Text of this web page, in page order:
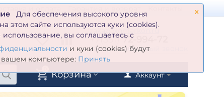
×
Для обеспечения высокого уровня
этом сайте используются куки (cookies).
вы соглашаетесь с
и куки (cookies) будут
вашем компьютере: Принять
zakaz@inmarkon.ru
+7(351)72-994-72
Заказать обратный звонок
Аккаунт
Корзина